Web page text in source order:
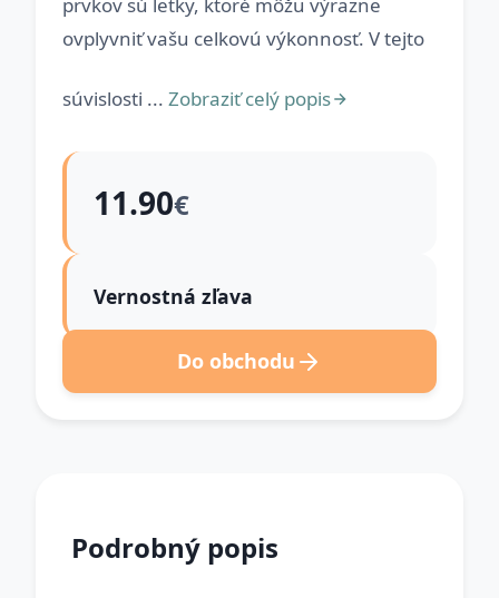
ovplyvniť vašu celkovú výkonnosť. V tejto
súvislosti ... Zobraziť celý popis
11.90€
Vernostná zľava
Do obchodu
Podrobný popis